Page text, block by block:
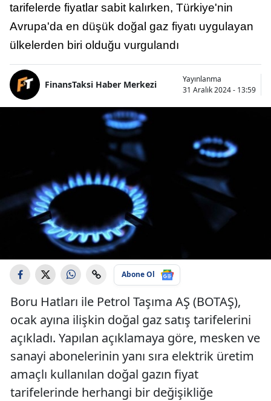
tarifelerde fiyatlar sabit kalırken, Türkiye'nin
Avrupa'da en düşük doğal gaz fiyatı uygulayan
ülkelerden biri olduğu vurgulandı
FinansTaksi Haber Merkezi
Yayınlanma
31 Aralık 2024 - 13:59
Abone Ol
Boru Hatları ile Petrol Taşıma AŞ (BOTAŞ),
ocak ayına ilişkin doğal gaz satış tarifelerini
açıkladı. Yapılan açıklamaya göre, mesken ve
sanayi abonelerinin yanı sıra elektrik üretim
amaçlı kullanılan doğal gazın fiyat
tarifelerinde herhangi bir değişikliğe